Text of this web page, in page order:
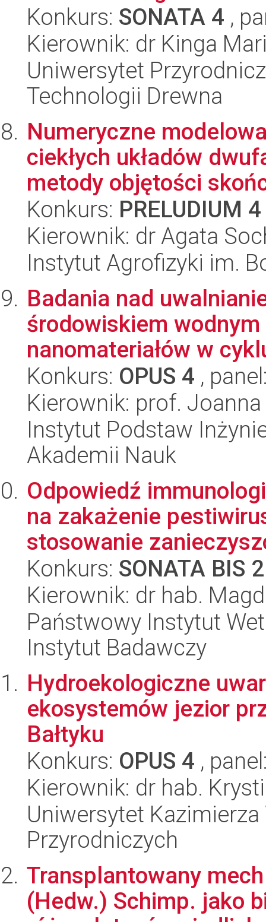
Konkurs: SONATA 4 ,
Kierownik: dr Kinga
Uniwersytet
Technologii Drewna
Numeryczne
ciekłych układów
metody objętości
Konkurs: PRELUDIUM 4
Kierownik: dr Agata
Instytut Agrofizyki im.
Badania nad
środowiskiem
nanomateriałów w
Konkurs: OPUS 4 ,
Kierownik: prof.
Instytut Podstaw
Akademii Nauk
Odpowiedź
na zakażenie
stosowanie
Konkurs: SONATA BIS 2
Kierownik: dr hab.
Państwowy Instytut
Instytut Badawczy
Hydroekologiczne
ekosystemów jezior
Bałtyku
Konkurs: OPUS 4 ,
Kierownik: dr hab.
Uniwersytet Kazimierza
Przyrodniczych
Transplantowany
(Hedw.) Schimp. jako